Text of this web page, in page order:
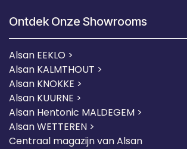
Ontdek Onze Showrooms
Alsan EEKLO >
Alsan KALMTHOUT >
Alsan KNOKKE >
Alsan KUURNE >
Alsan Hentonic MALDEGEM >
Alsan WETTEREN >
Centraal magazijn van Alsan